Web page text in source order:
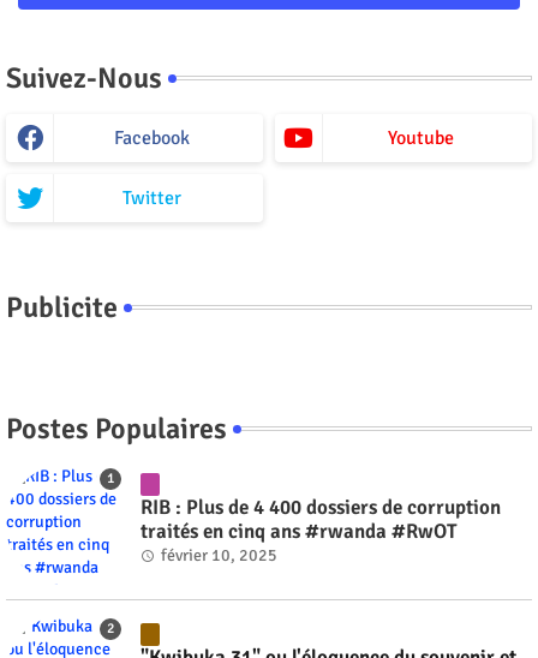
Suivez-Nous
Facebook Youtube
Twitter
Publicite
Postes Populaires
RIB : Plus de 4 400 dossiers de corruption
traités en cinq ans #rwanda #RwOT
février 10, 2025